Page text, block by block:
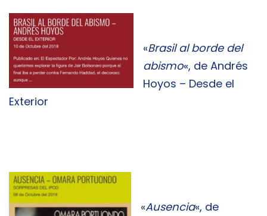
«Brasil al borde del
abismo«, de Andrés
Hoyos – Desde el
Exterior
«Ausencia«, de